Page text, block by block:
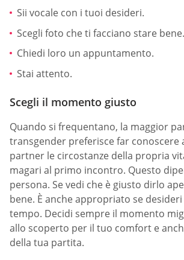
Sii vocale con i tuoi desideri.
Scegli foto che ti facciano stare bene.
Chiedi loro un appuntamento.
Stai attento.
Scegli il momento giusto
Quando si frequentano, la maggior
transgender preferisce far conoscere
partner le circostanze della propria
magari al primo incontro. Questo
persona. Se vedi che è giusto dirlo
bene. È anche appropriato se
tempo. Decidi sempre il momento
allo scoperto per il tuo comfort e
della tua partita.